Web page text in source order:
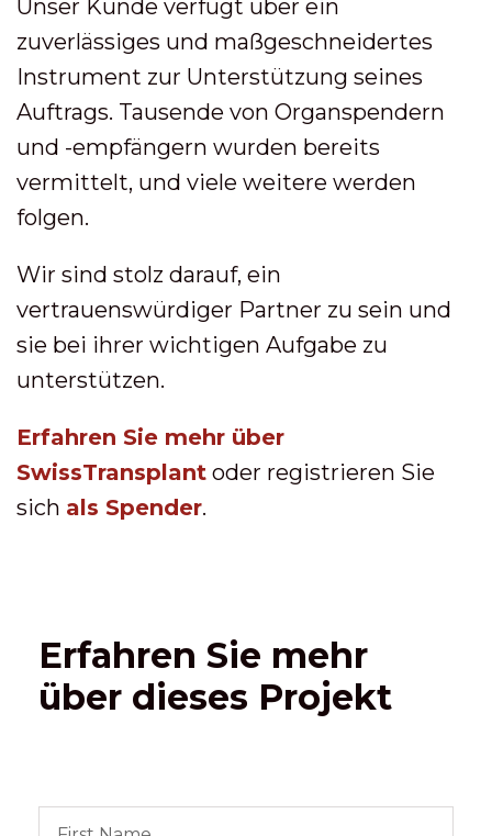
Unser Kunde verfügt über ein
zuverlässiges und maßgeschneidertes
Instrument zur Unterstützung seines
Auftrags. Tausende von Organspendern
und -empfängern wurden bereits
vermittelt, und viele weitere werden
folgen.
Wir sind stolz darauf, ein
vertrauenswürdiger Partner zu sein und
sie bei ihrer wichtigen Aufgabe zu
unterstützen.
Erfahren Sie mehr über
SwissTransplant oder registrieren Sie
sich als Spender.
Erfahren Sie mehr
über dieses Projekt